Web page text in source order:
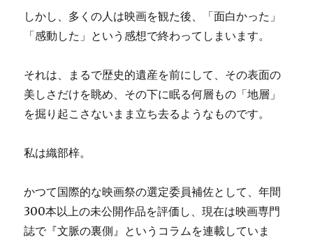
しかし、多くの人は映画を観た後、「面白かった」
「感動した」という感想で終わってしまいます。
それは、まるで歴史的遺産を前にして、その表面の
美しさだけを眺め、その下に眠る何層もの「地層」
を掘り起こさないまま立ち去るようなものです。
私は織部梓。
かつて国際的な映画祭の選定委員補佐として、年間
300本以上の未公開作品を評価し、現在は映画専門
誌で『文脈の裏側』というコラムを連載していま